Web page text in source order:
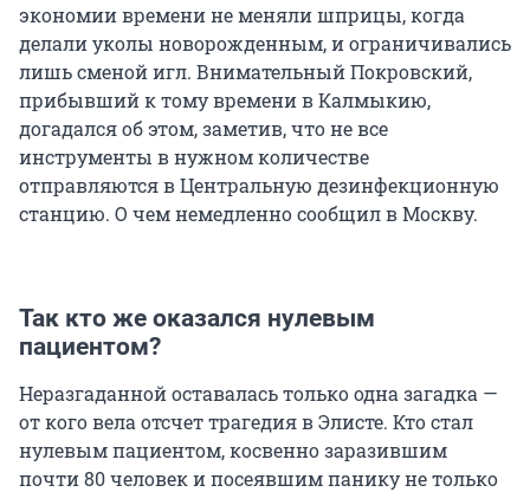
экономии времени не меняли шприцы, когда
делали уколы новорожденным, и ограничивались
лишь сменой игл. Внимательный Покровский,
прибывший к тому времени в Калмыкию,
догадался об этом, заметив, что не все
инструменты в нужном количестве
отправляются в Центральную дезинфекционную
станцию. О чем немедленно сообщил в Москву.
Так кто же оказался нулевым
пациентом?
Неразгаданной оставалась только одна загадка —
от кого вела отсчет трагедия в Элисте. Кто стал
нулевым пациентом, косвенно заразившим
почти 80 человек и посеявшим панику не только